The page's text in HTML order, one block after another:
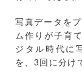
写真データを
ム作りが子育
ジタル時代に
を、3回に分け